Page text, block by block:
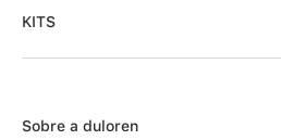
KITS
Sobre a duloren